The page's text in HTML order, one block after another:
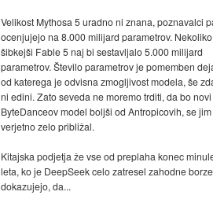
Velikost Mythosa 5 uradno ni znana, poznavalci
ocenjujejo na 8.000 milijard parametrov. Nekoliko
šibkejši Fable 5 naj bi sestavljalo 5.000 milijard
parametrov. Število parametrov je pomemben
od katerega je odvisna zmogljivost modela, še
ni edini. Zato seveda ne moremo trditi, da bo novi
ByteDanceov model boljši od Antropicovih, se
verjetno zelo približal.
Kitajska podjetja že vse od preplaha konec
leta, ko je DeepSeek celo zatresel zahodne
dokazujejo, da...